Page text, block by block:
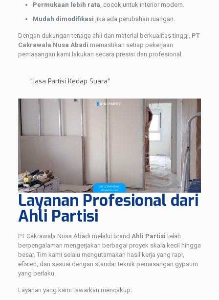
Permukaan lebih rata , cocok untuk interior modern.
Mudah dimodifikasi jika ada perubahan ruangan.
Dengan dukungan tenaga ahli dan material berkualitas tinggi, PT
Cakrawala Nusa Abadi memastikan setiap pekerjaan
pemasangan kami lakukan secara presisi dan profesional.
“Jasa Partisi Kedap Suara“
Layanan Profesional dari
Ahli Partisi
PT Cakrawala Nusa Abadi melalui brand Ahli Partisi telah
berpengalaman mengerjakan berbagai proyek skala kecil hingga
besar. Tim kami selalu mengutamakan hasil kerja yang rapi,
efisien, dan sesuai dengan standar teknik pemasangan gypsum
yang berlaku.
Layanan yang kami tawarkan mencakup: